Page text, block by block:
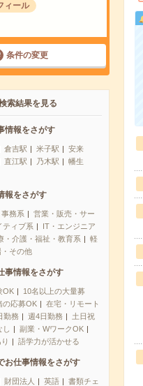
ィール
条件の変更
索結果を見る
情報をさがす
倉吉駅 米子駅
安来
直江駅 乃木駅
幡生
報をさがす
務系
営業・販売・サー
ティブ系
IT・エンジニア
・介護・福祉・教育系
軽
その他
事情報をさがす
OK
10名以上の大量募
の応募OK
在宅・リモート
勤務 週4日勤務
土日祝
し
副業・WワークOK
語学力が活かせる
お仕事情報をさがす
財団法人 英語
書類チェ